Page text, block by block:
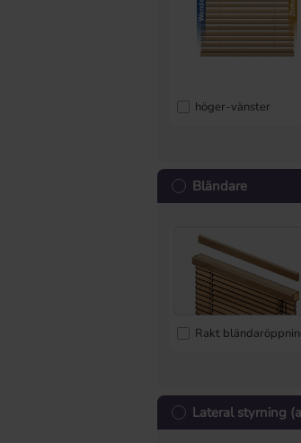
höger-vänster
Bländare
Rakt
Lateral styrning